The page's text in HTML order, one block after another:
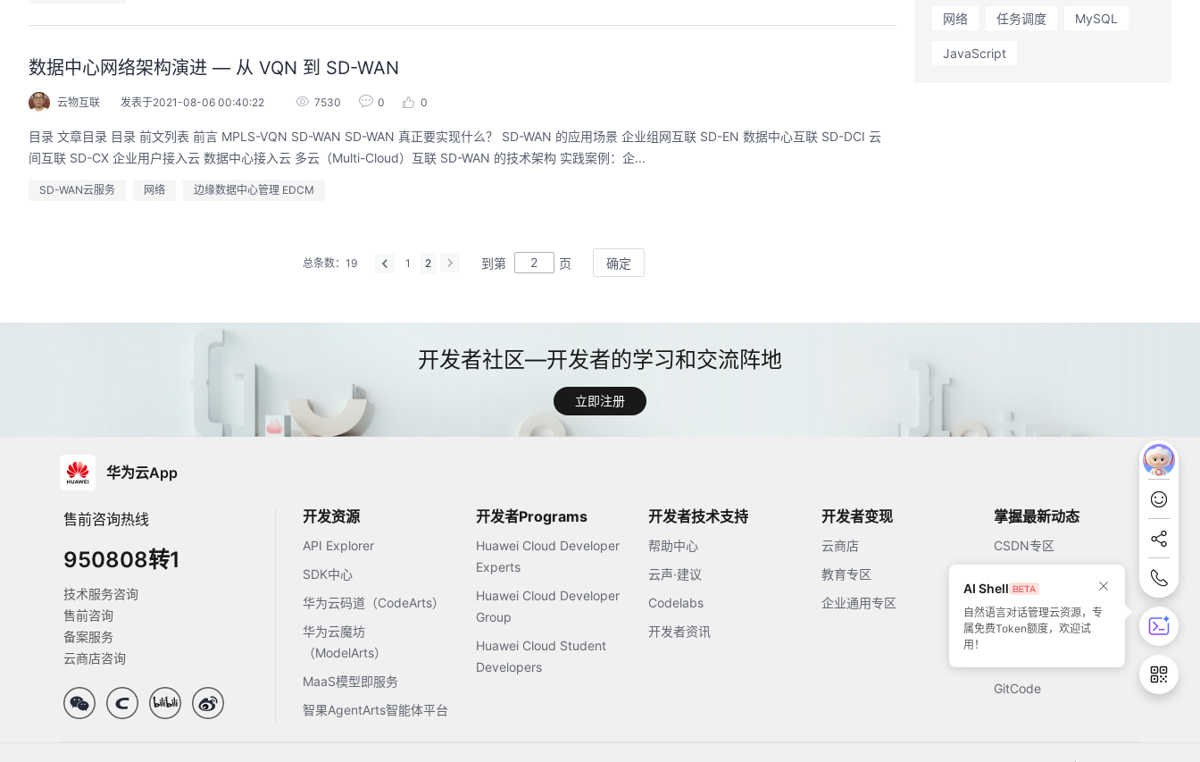
数据中心网络架构演进 — 从 VQN 到 SD-WAN
云物互联 发表于2021-08-06 00:40:22 7530 0 0
目录 文章目录 目录 前文列表 前言 MPLS-VQN SD-WAN SD-WAN 真正要实现什么？ SD-WAN 的应用场景 企业组网互联 SD-EN 数据中心互联 SD-DCI 云
间互联 SD-CX 企业用户接入云 数据中心接入云 多云（Multi-Cloud）互联 SD-WAN 的技术架构 实践案例：企...
SD-WAN云服务 网络 边缘数据中心管理 EDCM
总条数：19 1 2 到第 页 确定
网络 任务调度 MySQL
JavaScript
立即注册
华为云App
售前咨询热线
950808转1
技术服务咨询
售前咨询
备案服务
云商店咨询
开发资源
API Explorer
SDK中心
华为云码道（CodeArts）
华为云魔坊
（ModelArts）
MaaS模型即服务
智果AgentArts智能体平台
开发者Programs
Huawei Cloud Developer
Experts
Huawei Cloud Developer
Group
Huawei Cloud Student
Developers
开发者技术支持
帮助中心
云声·建议
Codelabs
开发者资讯
开发者变现
云商店
教育专区
企业通用专区
掌握最新动态
CSDN专区
51CTO
GitCode
AI Shell
自然语言对话管理云资源，专
属免费Token额度，欢迎试
用！